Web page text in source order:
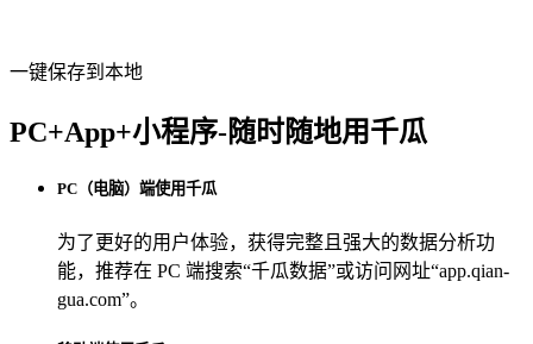
一键保存到本地
PC+App+小程序-随时随地用千瓜
PC（电脑）端使用千瓜
为了更好的用户体验，获得完整且强大的数据分析功
能，推荐在 PC 端搜索“千瓜数据”或访问网址“app.qian-
gua.com”。